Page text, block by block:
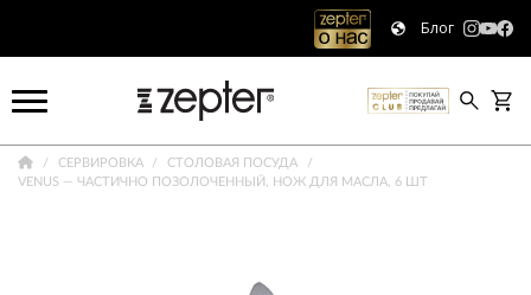
Блог
СЕРВИРОВКА
СТОЛОВАЯ ПОСУДА
VENUS — ЧАСТИЧНО ПОЗОЛОЧЕННЫЙ, НОЖ ДЛЯ МАСЛА, 6 ШТ